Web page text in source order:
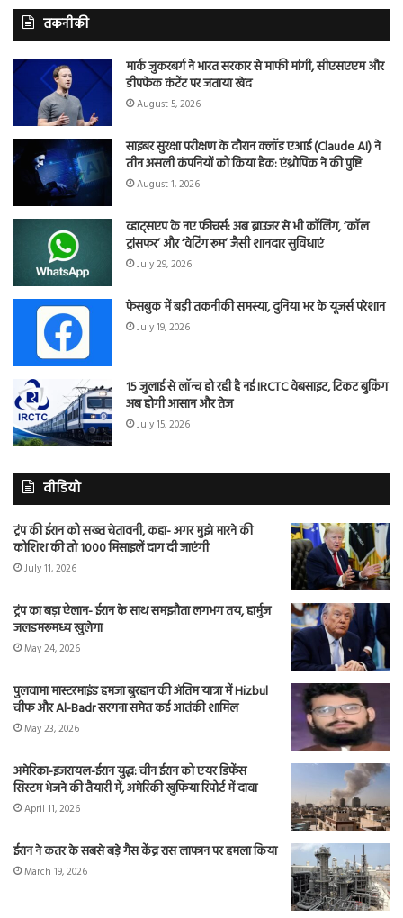
तकनीकी
मार्क जुकरबर्ग ने भारत सरकार से माफी मांगी, सीएसएएम और
डीपफेक कंटेंट पर जताया खेद
August 5, 2026
साइबर सुरक्षा परीक्षण के दौरान क्लॉड एआई (Claude AI) ने
तीन असली कंपनियों को किया हैक: एंथ्रोपिक ने की पुष्टि
August 1, 2026
व्हाट्सएप के नए फीचर्स: अब ब्राउजर से भी कॉलिंग, ‘कॉल
ट्रांसफर’ और ‘वेटिंग रूम’ जैसी शानदार सुविधाएं
July 29, 2026
फेसबुक में बड़ी तकनीकी समस्या, दुनिया भर के यूजर्स परेशान
July 19, 2026
15 जुलाई से लॉन्च हो रही है नई IRCTC वेबसाइट, टिकट बुकिंग
अब होगी आसान और तेज
July 15, 2026
वीडियो
ट्रंप की ईरान को सख्त चेतावनी, कहा- अगर मुझे मारने की
कोशिश की तो 1000 मिसाइलें दाग दी जाएंगी
July 11, 2026
ट्रंप का बड़ा ऐलान- ईरान के साथ समझौता लगभग तय, हार्मुज
जलडमरूमध्य खुलेगा
May 24, 2026
पुलवामा मास्टरमाइंड हमजा बुरहान की अंतिम यात्रा में Hizbul
चीफ और Al-Badr सरगना समेत कई आतंकी शामिल
May 23, 2026
अमेरिका-इजरायल-ईरान युद्ध: चीन ईरान को एयर डिफेंस
सिस्टम भेजने की तैयारी में, अमेरिकी खुफिया रिपोर्ट में दावा
April 11, 2026
ईरान ने कतर के सबसे बड़े गैस केंद्र रास लाफान पर हमला किया
March 19, 2026